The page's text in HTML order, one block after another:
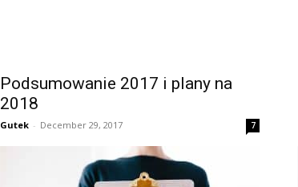
Podsumowanie 2017 i plany na
2018
Gutek - December 29, 2017 7